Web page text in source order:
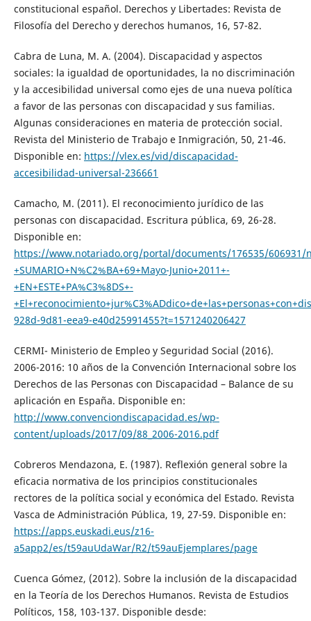
constitucional español. Derechos y Libertades: Revista de
Filosofía del Derecho y derechos humanos, 16, 57-82.
Cabra de Luna, M. A. (2004). Discapacidad y aspectos
sociales: la igualdad de oportunidades, la no discriminación
y la accesibilidad universal como ejes de una nueva política
a favor de las personas con discapacidad y sus familias.
Algunas consideraciones en materia de protección social.
Revista del Ministerio de Trabajo e Inmigración, 50, 21-46.
Disponible en: https://vlex.es/vid/discapacidad-
accesibilidad-universal-236661
Camacho, M. (2011). El reconocimiento jurídico de las
personas con discapacidad. Escritura pública, 69, 26-28.
Disponible en:
https://www.notariado.org/portal/documents/176535/606931/
+SUMARIO+N%C2%BA+69+Mayo-Junio+2011+-
+EN+ESTE+PA%C3%8DS+-
928d-9d81-eea9-e40d25991455?t=1571240206427
CERMI- Ministerio de Empleo y Seguridad Social (2016).
2006-2016: 10 años de la Convención Internacional sobre los
Derechos de las Personas con Discapacidad – Balance de su
aplicación en España. Disponible en:
http://www.convenciondiscapacidad.es/wp-
content/uploads/2017/09/88_2006-2016.pdf
Cobreros Mendazona, E. (1987). Reflexión general sobre la
eficacia normativa de los principios constitucionales
rectores de la política social y económica del Estado. Revista
Vasca de Administración Pública, 19, 27-59. Disponible en:
https://apps.euskadi.eus/z16-
a5app2/es/t59auUdaWar/R2/t59auEjemplares/page
Cuenca Gómez, (2012). Sobre la inclusión de la discapacidad
en la Teoría de los Derechos Humanos. Revista de Estudios
Políticos, 158, 103-137. Disponible desde: